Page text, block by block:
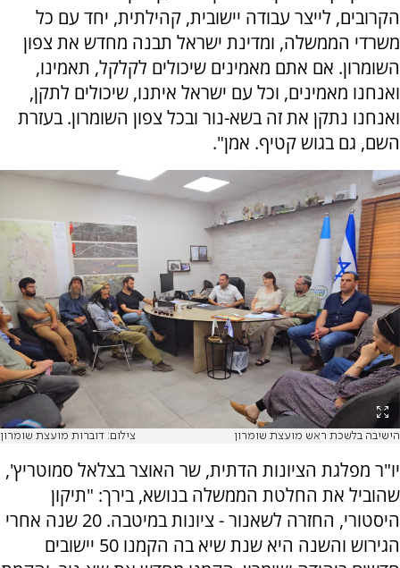
הקרובים, לייצר עבודה יישובית, קהילתית, יחד עם כל
משרדי הממשלה, ומדינת ישראל תבנה מחדש את צפון
השומרון. אם אתם מאמינים שיכולים לקלקל, תאמינו,
ואנחנו מאמינים, וכל עם ישראל איתנו, שיכולים לתקן,
ואנחנו נתקן את זה בשא-נור ובכל צפון השומרון. בעזרת
השם, גם בגוש קטיף. אמן".
הישיבה בלשכת ראש מועצת שומרון צילום: דוברות מועצת שומרון
יו"ר מפלגת הציונות הדתית, שר האוצר בצלאל סמוטריץ',
שהוביל את החלטת הממשלה בנושא, בירך: "תיקון
היסטורי, החזרה לשאנור - ציונות במיטבה. 20 שנה אחרי
הגירוש והשנה היא שנת שיא בה הקמנו 50 יישובים